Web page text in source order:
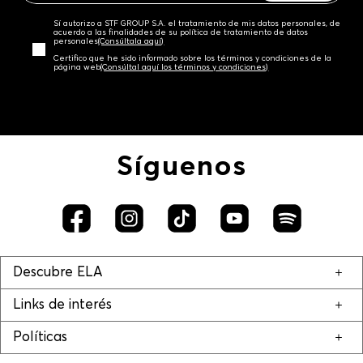
Sí autorizo a STF GROUP S.A. el tratamiento de mis datos personales, de
acuerdo a las finalidades de su política de tratamiento de datos
personales‎(Consúltala aquí)
Certifico que he sido informado sobre los términos y condiciones de la
página web‎(Consúltal aquí los términos y condiciones)
Síguenos
Descubre ELA
Links de interés
Políticas